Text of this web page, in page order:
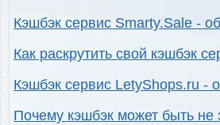
Кэшбэк сервис Smarty.Sale -
Как раскрутить свой кэшбэк
Кэшбэк сервис LetyShops.ru -
Почему кэшбэк может быть не